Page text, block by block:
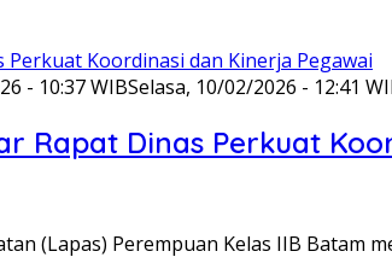
- 10:37 WIBSelasa, 10/02/2026 - 12:41
Rapat Dinas Perkuat
(Lapas) Perempuan Kelas IIB Batam